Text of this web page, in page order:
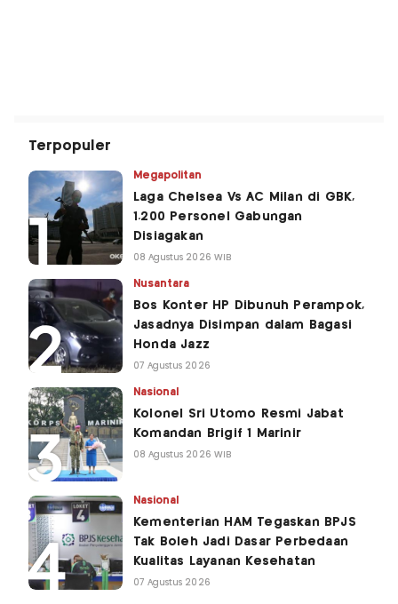
Terpopuler
Megapolitan
Laga Chelsea Vs AC Milan di GBK,
1.200 Personel Gabungan
Disiagakan
08 Agustus 2026 WIB
Nusantara
Bos Konter HP Dibunuh Perampok,
Jasadnya Disimpan dalam Bagasi
Honda Jazz
07 Agustus 2026
Nasional
Kolonel Sri Utomo Resmi Jabat
Komandan Brigif 1 Marinir
08 Agustus 2026 WIB
Nasional
Kementerian HAM Tegaskan BPJS
Tak Boleh Jadi Dasar Perbedaan
Kualitas Layanan Kesehatan
07 Agustus 2026